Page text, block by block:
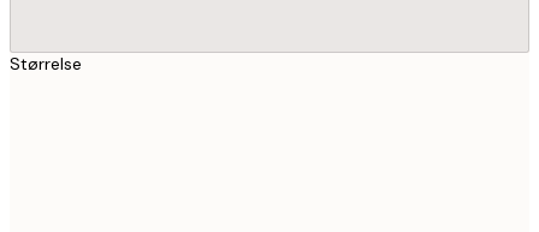
Størrelse